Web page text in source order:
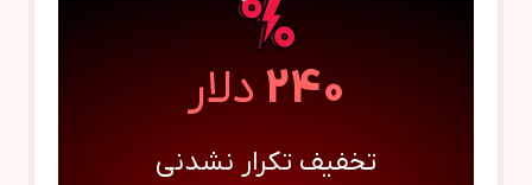
240دلار
تخفیف تکرار نشدنی